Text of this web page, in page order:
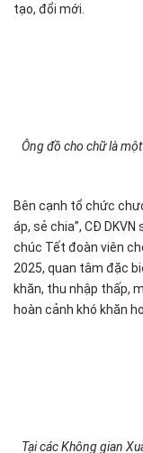
tạo, đổi mới.
Ông đồ cho chữ là
Bên cạnh tổ chức
áp, sẻ chia”, CĐ
chúc Tết đoàn viên
2025, quan tâm đặc
khăn, thu nhập thấp,
hoàn cảnh khó khăn
Tại các Không gian